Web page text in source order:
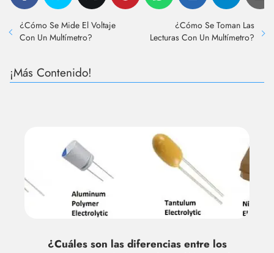
¿Cómo Se Mide El Voltaje
Con Un Multímetro?
¿Cómo Se Toman Las
Lecturas Con Un Multímetro?
¡Más Contenido!
¿Cuáles son las diferencias entre los